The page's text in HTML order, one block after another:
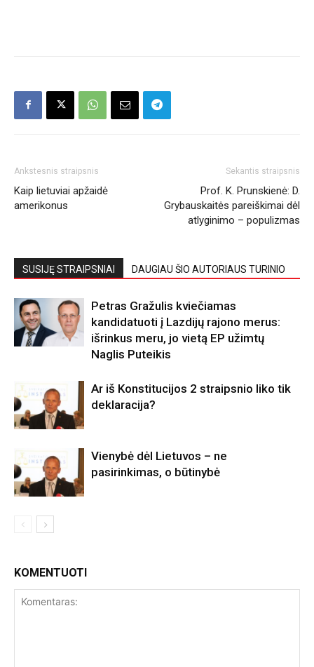
Ankstesnis straipsnis
Kaip lietuviai apžaidė
amerikonus
Sekantis straipsnis
Prof. K. Prunskienė: D.
Grybauskaitės pareiškimai dėl
atlyginimo – populizmas
SUSIJĘ STRAIPSNIAI DAUGIAU ŠIO AUTORIAUS TURINIO
Petras Gražulis kviečiamas
kandidatuoti į Lazdijų rajono merus:
išrinkus meru, jo vietą EP užimtų
Naglis Puteikis
Ar iš Konstitucijos 2 straipsnio liko tik
deklaracija?
Vienybė dėl Lietuvos – ne
pasirinkimas, o būtinybė
KOMENTUOTI